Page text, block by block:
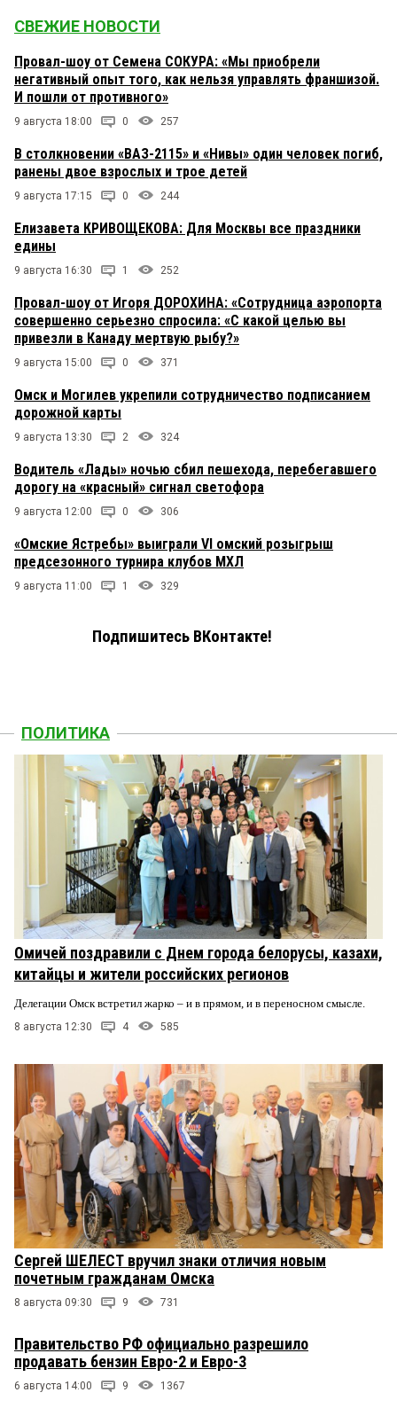
СВЕЖИЕ НОВОСТИ
Провал-шоу от Семена СОКУРА: «Мы приобрели
негативный опыт того, как нельзя управлять франшизой.
И пошли от противного»
9 августа 18:00 0 257
В столкновении «ВАЗ-2115» и «Нивы» один человек погиб,
ранены двое взрослых и трое детей
9 августа 17:15 0 244
Елизавета КРИВОЩЕКОВА: Для Москвы все праздники
едины
9 августа 16:30 1 252
Провал-шоу от Игоря ДОРОХИНА: «Сотрудница аэропорта
совершенно серьезно спросила: «С какой целью вы
привезли в Канаду мертвую рыбу?»
9 августа 15:00 0 371
Омск и Могилев укрепили сотрудничество подписанием
дорожной карты
9 августа 13:30 2 324
Водитель «Лады» ночью сбил пешехода, перебегавшего
дорогу на «красный» сигнал светофора
9 августа 12:00 0 306
«Омские Ястребы» выиграли VI омский розыгрыш
предсезонного турнира клубов МХЛ
9 августа 11:00 1 329
Подпишитесь ВКонтакте!
ПОЛИТИКА
Омичей поздравили с Днем города белорусы, казахи,
китайцы и жители российских регионов
Делегации Омск встретил жарко – и в прямом, и в переносном смысле.
8 августа 12:30 4 585
Сергей ШЕЛЕСТ вручил знаки отличия новым
почетным гражданам Омска
8 августа 09:30 9 731
Правительство РФ официально разрешило
продавать бензин Евро-2 и Евро-3
6 августа 14:00 9 1367